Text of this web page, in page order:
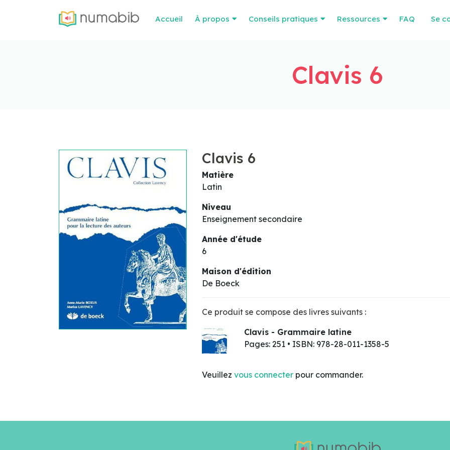
Accueil À propos Conseils pratiques Ressources FAQ Se
Clavis 6
Clavis 6
Matière
Latin
Niveau
Enseignement secondaire
Année d'étude
6
Maison d'édition
De Boeck
Ce produit se compose des livres suivants :
Clavis - Grammaire latine
Pages: 251 • ISBN: 978-28-011-1358-5
Veuillez vous connecter pour commander.